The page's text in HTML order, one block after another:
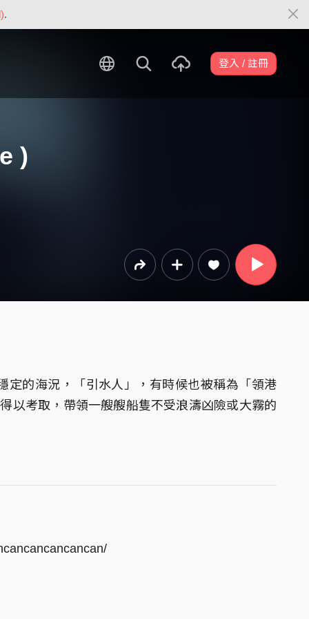
.
登入 / 註冊
)
定的海況，「引水人」，有時候也被稱為「領港
以考取，帶領一艘艘船隻不受浪濤凶險或大霧的
C.